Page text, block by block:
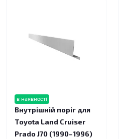
в наявності
Внутрішній поріг для
Toyota Land Cruiser
Prado J70 (1990–1996)